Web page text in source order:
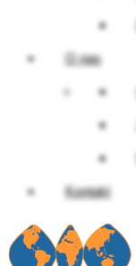
O nas
Kontakt